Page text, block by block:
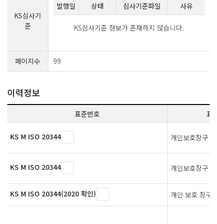
KS심사기
준
발행일 상태 심사기준파일 사유
KS심사기준 정보가 존재하지 않습니다.
페이지수 99
이력정보
표준번호 표
KS M ISO 20344 개인보호장구
KS M ISO 20344 개인보호장구
KS M ISO 20344(2020 확인) 개인 보호 장구